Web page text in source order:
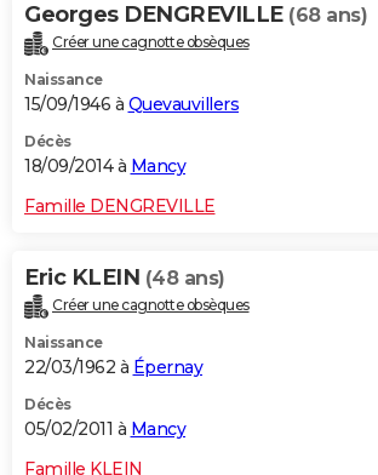
Georges DENGREVILLE (68 ans)
Créer une cagnotte obsèques
Naissance
15/09/1946 à Quevauvillers
Décès
18/09/2014 à Mancy
Famille DENGREVILLE
Eric KLEIN (48 ans)
Créer une cagnotte obsèques
Naissance
22/03/1962 à Épernay
Décès
05/02/2011 à Mancy
Famille KLEIN